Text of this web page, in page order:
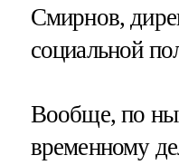
Смирнов,
социальной
Вообще, по
временному